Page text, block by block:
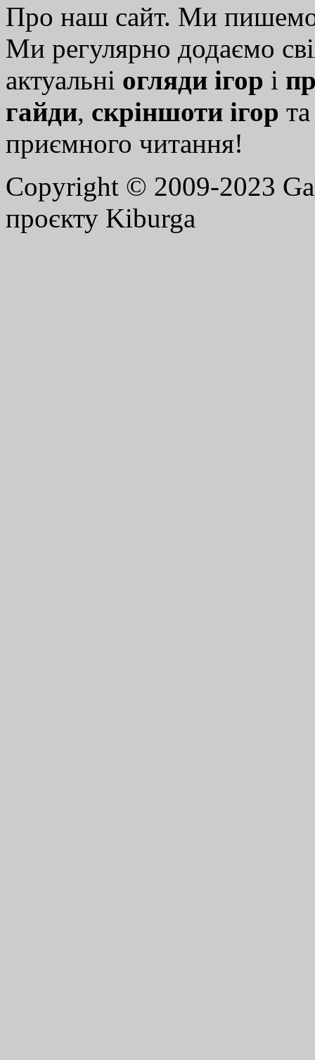
Про наш сайт. Ми
Ми регулярно додаємо
актуальні огляди ігор і
гайди, скріншоти ігор
приємного читання!
Copyright © 2009-2023
проєкту Kiburga